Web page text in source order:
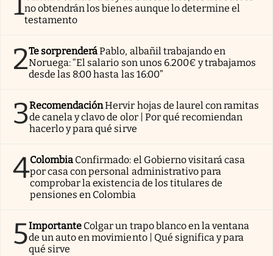
no obtendrán los bienes aunque lo determine el
testamento
2Te sorprenderáPablo, albañil trabajando en
Noruega: “El salario son unos 6.200€ y trabajamos
desde las 8:00 hasta las 16:00”
3RecomendaciónHervir hojas de laurel con ramitas
de canela y clavo de olor | Por qué recomiendan
hacerlo y para qué sirve
4Colombia Confirmado: el Gobierno visitará casa
por casa con personal administrativo para
comprobar la existencia de los titulares de
pensiones en Colombia
5Importante Colgar un trapo blanco en la ventana
de un auto en movimiento | Qué significa y para
qué sirve